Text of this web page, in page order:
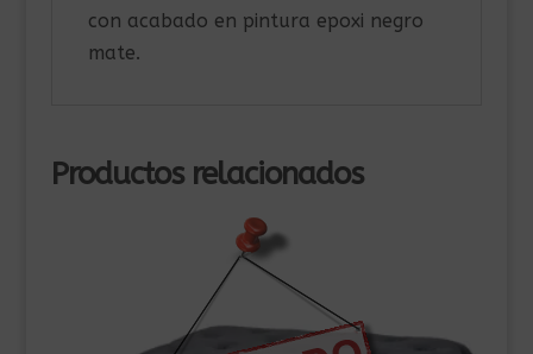
con acabado en pintura epoxi negro
mate.
Productos relacionados